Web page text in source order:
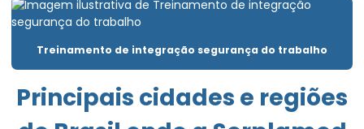
Emissão de laudo de insalubridade
Empresa de consultoria empresarial
Empresa de consultoria de segurança do trabalho
Treinamento de integração segurança do trabalho
Principais cidades e regiões